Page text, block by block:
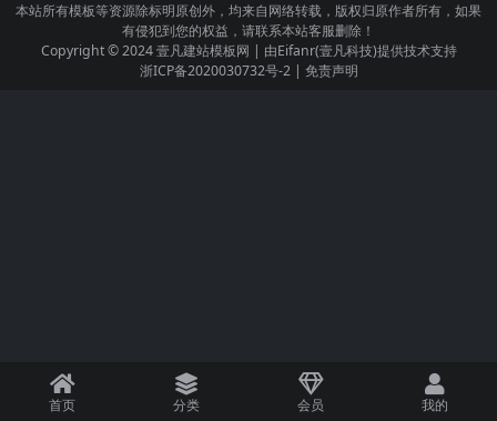
本站所有模板等资源除标明原创外，均来自网络转载，版权归原作者所有，如果
有侵犯到您的权益，请联系本站客服删除！
Copyright © 2024壹凡建站模板网 | 由Eifanr(壹凡科技)提供技术支持
浙ICP备2020030732号-2| 免责声明
首页 分类 会员 我的